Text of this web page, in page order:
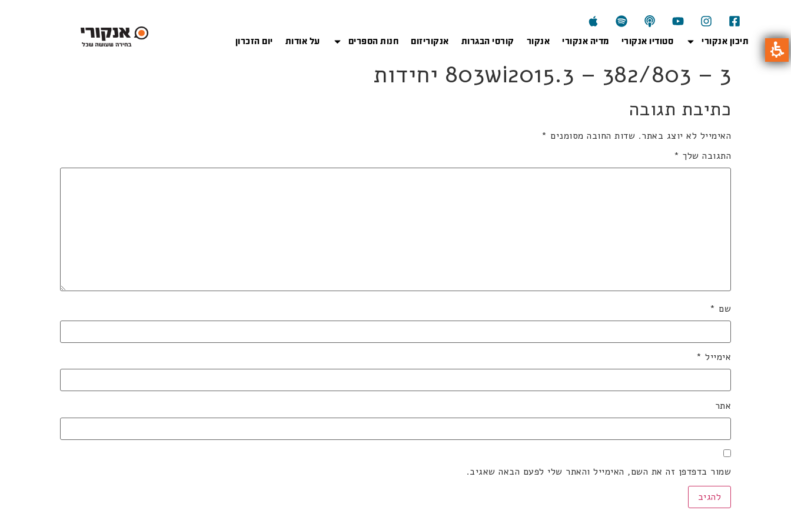
תיכון אנקורי סטודיו אנקורי מדיה אנקורי אנקור קורסי הבגרות אנקוריזום חנות הספרים על אודות יום הזכרון
803wi2015.3 – 382/803 – 3 יחידות
כתיבת תגובה
האימייל לא יוצג באתר. שדות החובה מסומנים *
התגובה שלך *
שם *
אימייל *
אתר
שמור בדפדפן זה את השם, האימייל והאתר שלי לפעם הבאה שאגיב.